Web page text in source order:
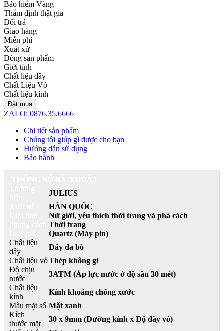
Bảo hiểm Vàng
Thẩm định thật giả
Đổi trả
Giao hàng
Miễn phí
Xuất xứ
Dòng sản phẩm
Giới tính
Chất liệu dây
Chất Liệu Vỏ
Chất liệu kính
Đặt mua
ZALO: 0876.35.6666
Chi tiết sản phẩm
Chúng tôi giúp gì được cho bạn
Hướng dẫn sử dụng
Bảo hành
JULIUS
HÀN QUỐC
Nữ giới, yêu thích thời trang và phá cách
Thời trang
Quartz (Máy pin)
Chất liệu
dây
Dây da bò
Chất liệu vỏThép không gỉ
Độ chịu
nước
3ATM (Áp lực nước ở độ sâu 30 mét)
Chất liệu
kính
Kính khoáng chống xước
Màu mặt số Mặt xanh
Kích
thước mặt
30 x 9mm (Đường kính x Độ dày vỏ)